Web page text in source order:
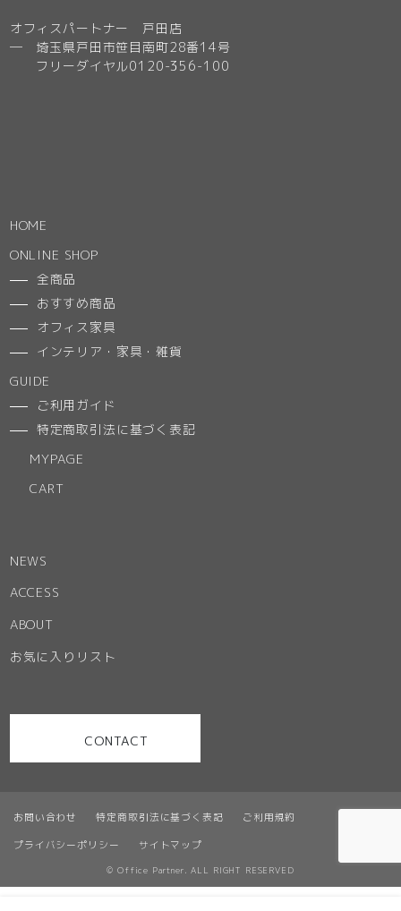
お問い合わせ 特定商取引法に基づく表記 ご利用規約
プライバシーポリシー サイトマップ
オフィスパートナー 戸田店
─ 埼玉県戸田市笹目南町28番14号
フリーダイヤル0120-356-100
HOME
ONLINE SHOP
全商品
おすすめ商品
オフィス家具
インテリア・家具・雑貨
GUIDE
ご利用ガイド
特定商取引法に基づく表記
MYPAGE
CART
NEWS
ACCESS
ABOUT
お気に入りリスト
CONTACT
© Office Partner. ALL RIGHT RESERVED